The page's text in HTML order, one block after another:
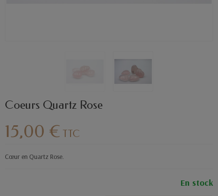
Coeurs Quartz Rose
15,00 € TTC
Cœur en Quartz Rose.
En stock